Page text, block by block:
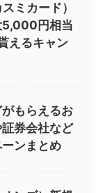
ミカード）
5,000円相当
えるキャン
もらえるお
券会社など
ンまとめ